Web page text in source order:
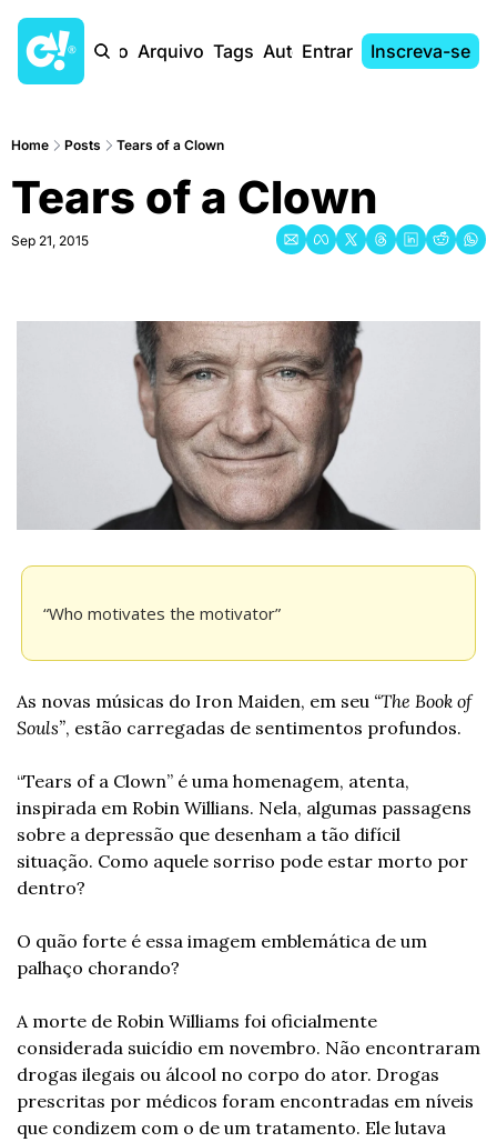
Início Arquivo Tags AutoresEntrar Inscreva-se
Home Posts Tears of a Clown
Tears of a Clown
Sep 21, 2015
“Who motivates the motivator”
As novas músicas do Iron Maiden, em seu “The Book of
Souls”, estão carregadas de sentimentos profundos.
“Tears of a Clown” é uma homenagem, atenta,
inspirada em Robin Willians. Nela, algumas passagens
sobre a depressão que desenham a tão difícil
situação. Como aquele sorriso pode estar morto por
dentro?
O quão forte é essa imagem emblemática de um
palhaço chorando?
A morte de Robin Williams foi oficialmente
considerada suicídio em novembro. Não encontraram
drogas ilegais ou álcool no corpo do ator. Drogas
prescritas por médicos foram encontradas em níveis
que condizem com o de um tratamento. Ele lutava